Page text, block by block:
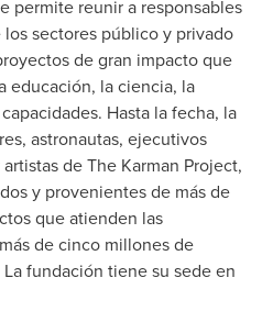
permite reunir a responsables
sectores público y privado
de gran impacto que
educación, la ciencia, la
Hasta la fecha, la
astronautas, ejecutivos
de The Karman Project,
y provenientes de más de
que atienden las
de cinco millones de
fundación tiene su sede en